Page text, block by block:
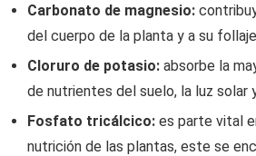
Carbonato de magnesio:
del cuerpo de la planta y a su
Cloruro de potasio: absorbe la
de nutrientes del suelo, la luz solar
Fosfato tricálcico: es parte vital
nutrición de las plantas, este se